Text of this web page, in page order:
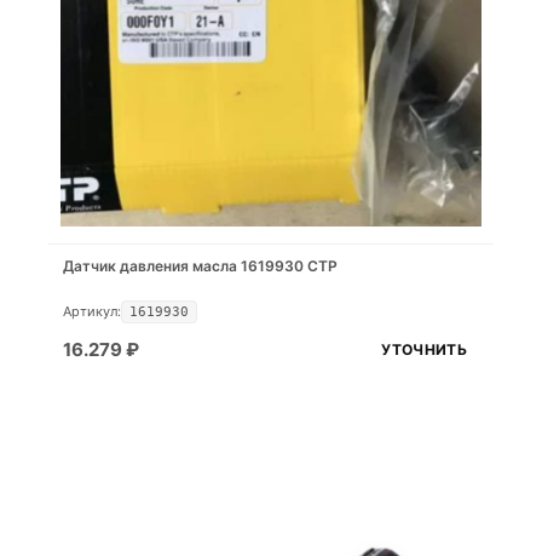
Датчик давления масла 1619930 CTP
Артикул: 1619930
16.279 ₽ УТОЧНИТЬ